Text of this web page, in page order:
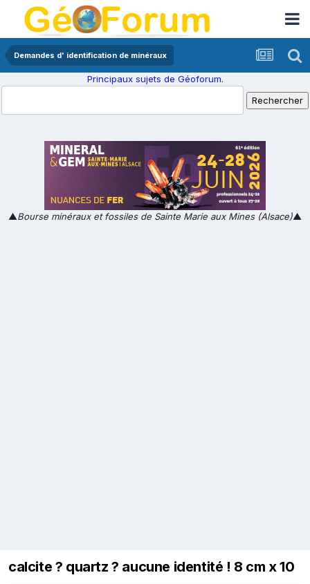
Demandes d' identification de minéraux
Principaux sujets de Géoforum.
▲Bourse minéraux et fossiles de Sainte Marie aux Mines (Alsace)▲
calcite ? quartz ? aucune identité ! 8 cm x 10